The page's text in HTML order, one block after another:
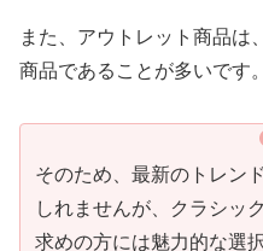
また、アウトレット商品は
商品であることが多いです。
そのため、最新のトレン
しれませんが、クラシッ
求めの方には魅力的な選